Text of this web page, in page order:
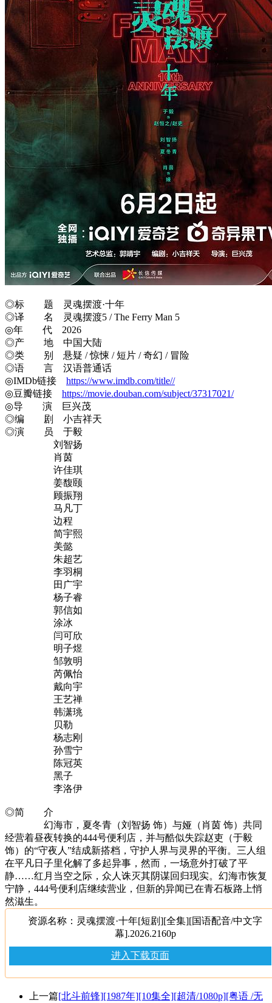
◎标 题 灵魂摆渡·十年
◎译 名 灵魂摆渡5 / The Ferry Man 5
◎年 代 2026
◎产 地 中国大陆
◎类 别 悬疑 / 惊悚 / 短片 / 奇幻 / 冒险
◎语 言 汉语普通话
◎IMDb链接 https://www.imdb.com/title//
◎豆瓣链接 https://movie.douban.com/subject/37317021/
◎导 演 巨兴茂
◎编 剧 小吉祥天
◎演 员 于毅
刘智扬
肖茵
许佳琪
姜馥颐
顾振翔
马凡丁
边程
简宇熙
美懿
朱超艺
李羽桐
田广宇
杨子睿
郭信如
涂冰
闫可欣
明子煜
邹敦明
芮佩怡
戴向宇
王艺禅
韩潇珧
贝勒
杨志刚
孙雪宁
陈冠英
黑子
李洛伊
◎简 介
幻海市，夏冬青（刘智扬 饰）与娅（肖茵 饰）共同
经营着昼夜转换的444号便利店，并与酷似失踪赵吏（于毅
饰）的“守夜人”结成新搭档，守护人界与灵界的平衡。三人组
在平凡日子里化解了多起异事，然而，一场意外打破了平
静……红月当空之际，众人诛灭其阴谋回归现实。幻海市恢复
宁静，444号便利店继续营业，但新的异闻已在青石板路上悄
然滋生。
资源名称：灵魂摆渡·十年[短剧][全集][国语配音/中文字
幕].2026.2160p
进入下载页面
上一篇[北斗前锋][1987年][10集全][超清/1080p][粤语 /无